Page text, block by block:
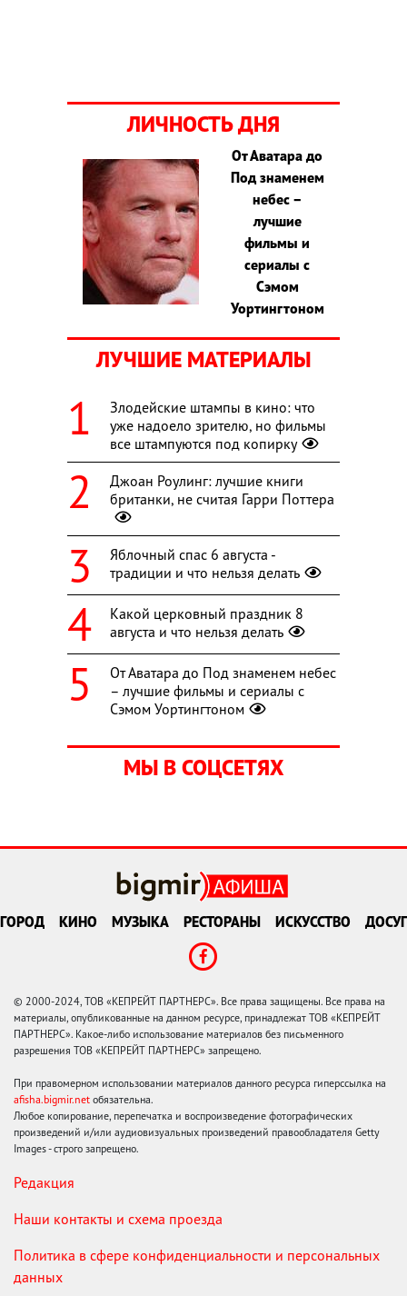
ЛИЧНОСТЬ ДНЯ
От Аватара до
Под знаменем
небес –
лучшие
фильмы и
сериалы с
Сэмом
Уортингтоном
ЛУЧШИЕ МАТЕРИАЛЫ
Злодейские штампы в кино: что
уже надоело зрителю, но фильмы
все штампуются под копирку
Джоан Роулинг: лучшие книги
британки, не считая Гарри Поттера
Яблочный спас 6 августа -
традиции и что нельзя делать
Какой церковный праздник 8
августа и что нельзя делать
От Аватара до Под знаменем небес
– лучшие фильмы и сериалы с
Сэмом Уортингтоном
МЫ В СОЦСЕТЯХ
ГОРОД КИНО МУЗЫКА РЕСТОРАНЫ ИСКУССТВО ДОСУГ
© 2000-2024, ТОВ «КЕПРЕЙТ ПАРТНЕРС». Все права защищены. Все права на
материалы, опубликованные на данном ресурсе, принадлежат ТОВ «КЕПРЕЙТ
ПАРТНЕРС». Какое-либо использование материалов без письменного
разрешения ТОВ «КЕПРЕЙТ ПАРТНЕРС» запрещено.
При правомерном использовании материалов данного ресурса гиперссылка на
afisha.bigmir.net обязательна.
Любое копирование, перепечатка и воспроизведение фотографических
произведений и/или аудиовизуальных произведений правообладателя Getty
Images - строго запрещено.
Редакция
Наши контакты и схема проезда
Политика в сфере конфиденциальности и персональных
данных